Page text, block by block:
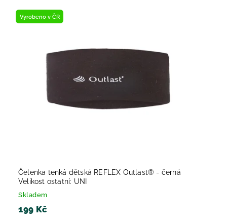
Vyrobeno v ČR
Čelenka tenká dětská REFLEX Outlast® - černá
Velikost ostatní: UNI
Skladem
199 Kč